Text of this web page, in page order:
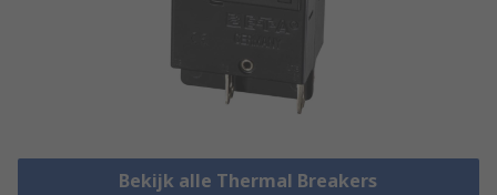
Bekijk alle Thermal Breakers